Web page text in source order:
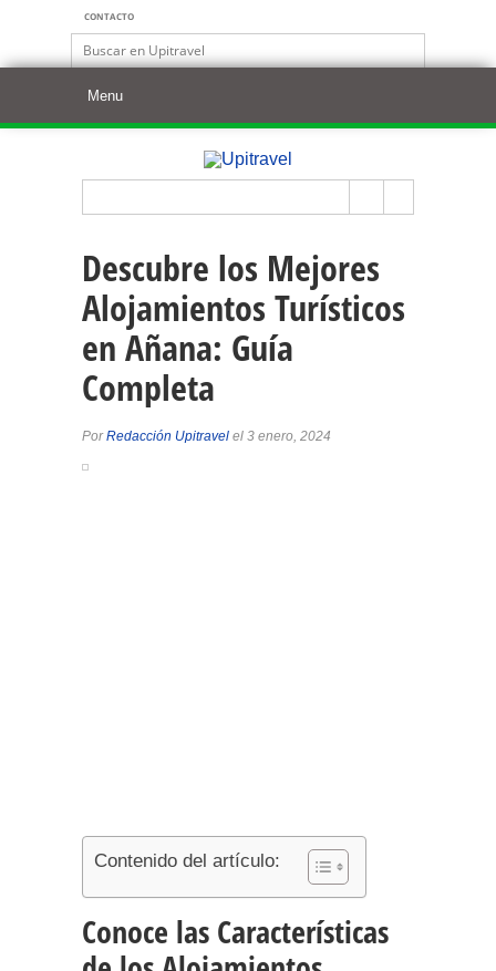
CONTACTO
Descubre los Mejores
Alojamientos Turísticos
en Añana: Guía
Completa
PorRedacción Upitravel el 3 enero, 2024
Contenido del artículo:
Conoce las Características